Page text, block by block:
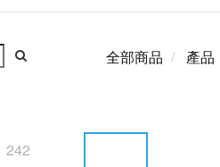
242
全部商品 產品